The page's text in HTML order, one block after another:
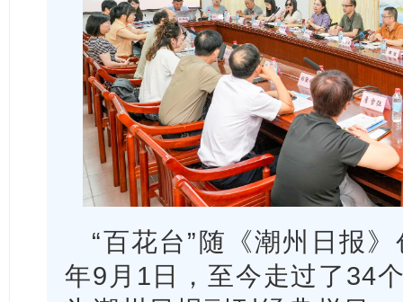
“百花台”随《潮州日报
年9月1日，至今走过了34